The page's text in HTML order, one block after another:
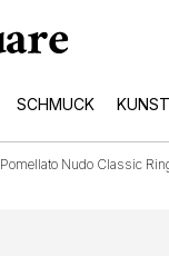
SCHMUCK
Pomellato Nudo Classic